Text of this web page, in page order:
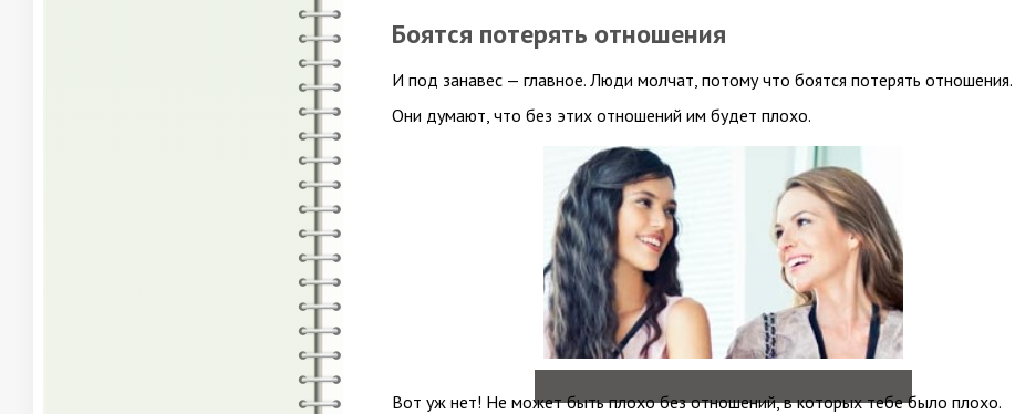
Боятся потерять отношения
И под занавес — главное. Люди молчат, потому что боятся потерять отношения.
Они думают, что без этих отношений им будет плохо.
Вот уж нет! Не может быть плохо без отношений, в которых тебе было плохо.